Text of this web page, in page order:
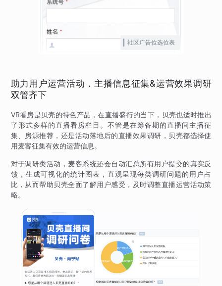
社区广告位选位表
助力用户运营活动，主播信息征集&运营效果调研
双管齐下
VR看房是贝壳的特色产品，在直播盛行的当下，贝壳也适时推出
了形式多样的直播看房栏目。不管是在筹备期的直播间主播征
集、房源推荐，还是活动落地后的直播效果调研，贝壳都选择使
用麦客征集有效的运营信息。
对于调研类活动，麦客系统还会自动汇总所有用户提交的真实反
馈，生成可视化的统计图表，直观呈现每类调研问题的用户占
比，从而帮助贝壳全面了解用户感受，及时调整直播运营活动策
略。